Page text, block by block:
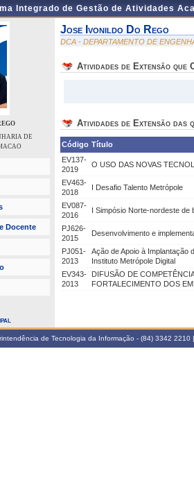
Integrado de Gestão de Atividades
DE
Docente
Jose Ivonildo Do Rego
DCA - DEPARTAMENTO DE
Atividades de Extensão que
Atividades de Extensão das
Código Título
EV137-
2019
O USO DAS NOVAS
EV463-
2018
I Desafio Talento Metrópole
EV087-
2016
I Simpósio Norte-nordeste de
PJ626-
2015
Desenvolvimento e
PJ051-
2013
Ação de Apoio à Implantação
Instituto Metrópole Digital
EV343-
2013
DIFUSÃO DE
FORTALECIMENTO DOS
de Tecnologia da Informação - (84) 3342